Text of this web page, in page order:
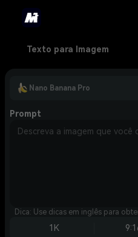
Texto para Imagem
Nano Banana Pro
Prompt
Dica: Use dicas em inglês para
1K